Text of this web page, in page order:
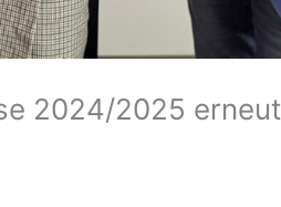
2024/2025 erneut